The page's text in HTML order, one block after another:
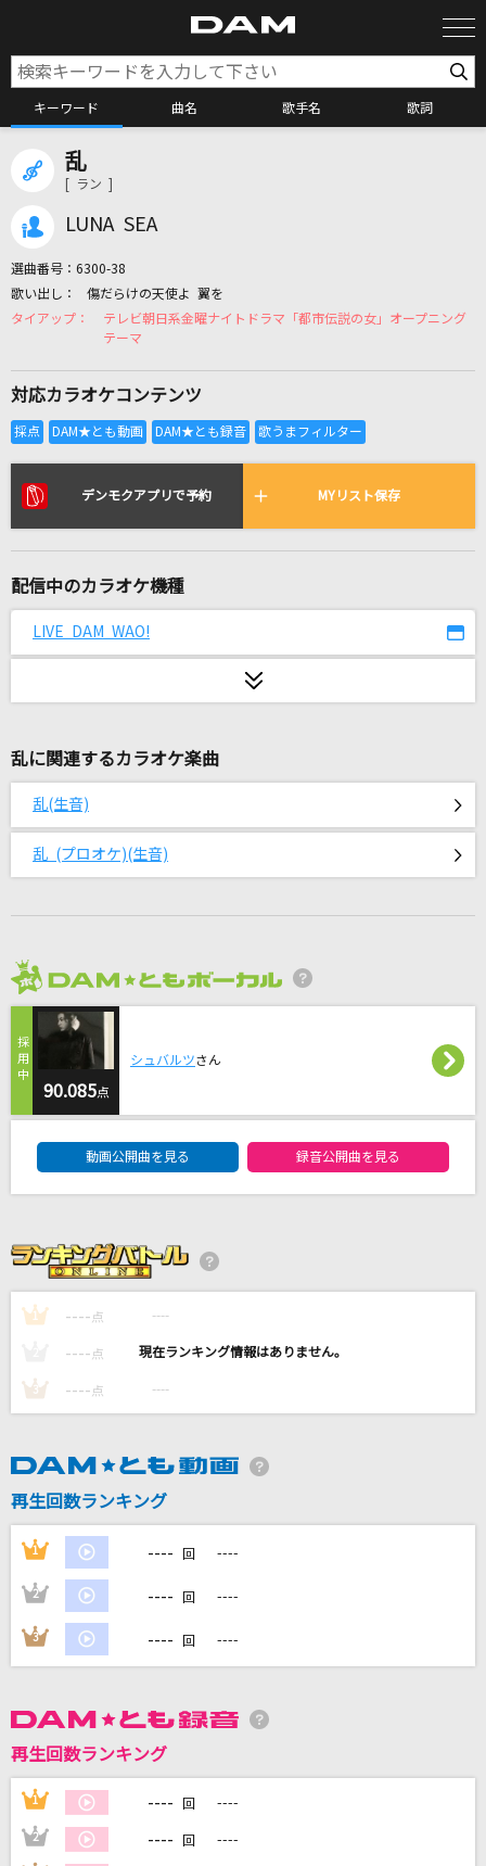
キーワード 曲名 歌手名 歌詞
カラオケリクエスト
全国りれき
リアルタイムで歌われている曲の一覧
もう一度
人生の扉
[生音]DAN DAN 心魅かれてく
sumika
「ひとりで生きられそう」って それってねえ、
褒めているの?
Juice=Juice
竹内まりや
[生音]サヨナラ
GAO
風になる
つじあやの
道
お姫様の作り方
カラオケをもっと楽しもう！
乱
[ ラン ]
LUNA SEA
選曲番号： 6300-38
傷だらけの天使よ 翼を
テレビ朝日系金曜ナイトドラマ「都市伝説の女」オープニング
テーマ
対応カラオケコンテンツ
デンモクアプリで予約 MYリスト保存
配信中のカラオケ機種
LIVE DAM WAO!
乱に関連するカラオケ楽曲
乱(生音)
乱 (プロオケ)(生音)
90.085点
シュバルツさん
動画公開曲を見る 録音公開曲を見る
1 ---- 点 ----
---- 点 ----
3 ---- 点 ----
再生回数ランキング
1 ---- 回 ----
2 ---- 回 ----
3 ---- 回 ----
再生回数ランキング
1 ---- 回 ----
2 ---- 回 ----